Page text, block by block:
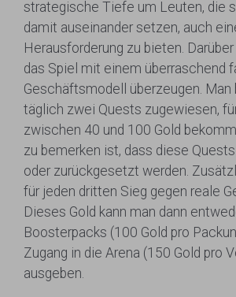
strategische Tiefe um Leuten, die
damit auseinander setzen, auch
Herausforderung zu bieten.
das Spiel mit einem überraschend
Geschäftsmodell überzeugen.
täglich zwei Quests zugewiesen,
zwischen 40 und 100 Gold
zu bemerken ist, dass diese
oder zurückgesetzt werden.
für jeden dritten Sieg gegen reale
Dieses Gold kann man dann
Boosterpacks (100 Gold pro
Zugang in die Arena (150 Gold pro
ausgeben.